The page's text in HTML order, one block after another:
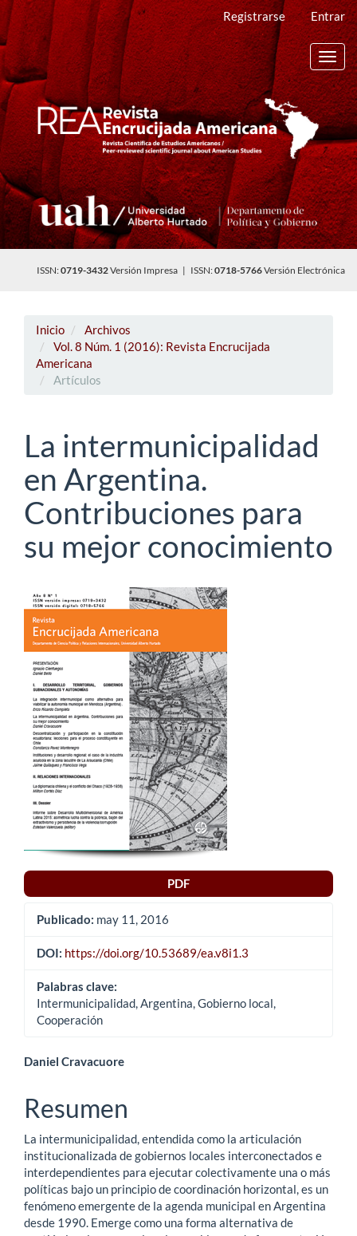
Navegación
principal
Contenido
principal
Barra
lateral
Registrarse Entrar
ISSN:0719-3432Versión Impresa | ISSN:0718-5766Versión Electrónica
Inicio
Archivos
Vol. 8 Núm. 1 (2016): Revista Encrucijada
Americana
Artículos
La intermunicipalidad
en Argentina.
Contribuciones para
su mejor conocimiento
Barra
lateral
del
artículo
PDF
Publicado: may 11, 2016
DOI: https://doi.org/10.53689/ea.v8i1.3
Palabras clave:
Intermunicipalidad, Argentina, Gobierno local,
Cooperación
Contenido
principal
del
artículo
Daniel Cravacuore
Resumen
La intermunicipalidad, entendida como la articulación
institucionalizada de gobiernos locales interconectados e
interdependientes para ejecutar colectivamente una o más
políticas bajo un principio de coordinación horizontal, es un
fenómeno emergente de la agenda municipal en Argentina
desde 1990. Emerge como una forma alternativa de